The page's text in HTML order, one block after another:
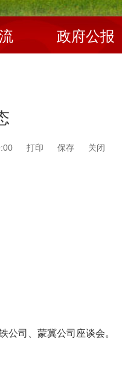
政府公报
打印 保存 关闭
司、蒙冀公司座谈会。